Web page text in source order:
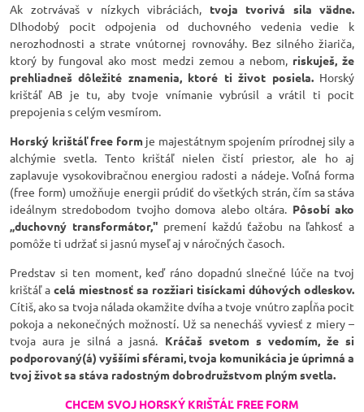
Ak zotrvávaš v nízkych vibráciách, tvoja tvorivá sila vädne.
Dlhodobý pocit odpojenia od duchovného vedenia vedie k
nerozhodnosti a strate vnútornej rovnováhy. Bez silného žiariča,
ktorý by fungoval ako most medzi zemou a nebom,riskuješ, že
prehliadneš dôležité znamenia, ktoré ti život posiela.Horský
krištáľ AB je tu, aby tvoje vnímanie vybrúsil a vrátil ti pocit
prepojenia s celým vesmírom.
Horský krištáľ free formje majestátnym spojením prírodnej sily a
alchýmie svetla. Tento krištáľ nielen čistí priestor, ale ho aj
zaplavuje vysokovibračnou energiou radosti a nádeje. Voľná forma
(free form) umožňuje energii prúdiť do všetkých strán, čím sa stáva
ideálnym stredobodom tvojho domova alebo oltára. Pôsobí ako
„duchovný transformátor," premení každú ťažobu na ľahkosť a
pomôže ti udržať si jasnú myseľ aj v náročných časoch.
Predstav si ten moment, keď ráno dopadnú slnečné lúče na tvoj
krištáľ a celá miestnosť sa rozžiari tisíckami dúhových odleskov.
Cítiš, ako sa tvoja nálada okamžite dvíha a tvoje vnútro zapĺňa pocit
pokoja a nekonečných možností. Už sa nenecháš vyviesť z miery –
tvoja aura je silná a jasná. Kráčaš svetom s vedomím, že si
podporovaný(á) vyššími sférami, tvoja komunikácia je úprimná a
tvoj život sa stáva radostným dobrodružstvom plným svetla.
CHCEM SVOJ HORSKÝ KRIŠTÁĽ FREE FORM